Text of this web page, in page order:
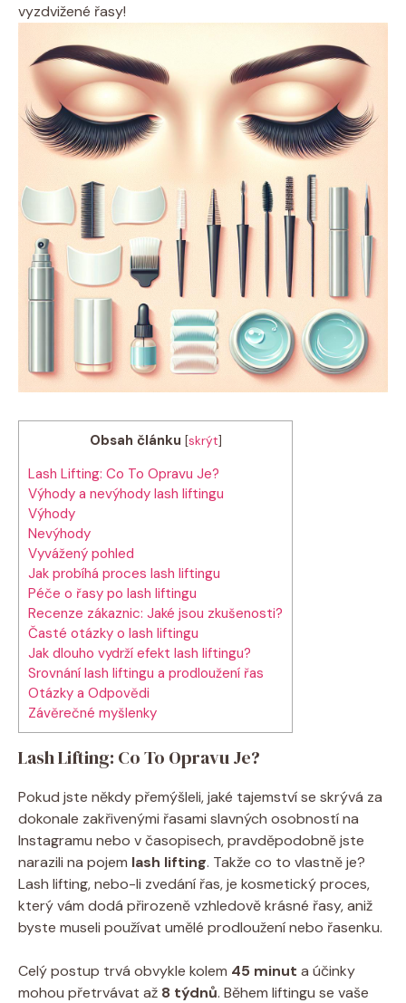
vyzdvižené řasy!
Obsah článku [skrýt]
Lash Lifting: Co To Opravu Je?
Výhody a nevýhody lash liftingu
Výhody
Nevýhody
Vyvážený pohled
Jak probíhá proces lash liftingu
Péče o řasy po lash liftingu
Recenze zákaznic: Jaké jsou zkušenosti?
Časté otázky o lash liftingu
Jak dlouho vydrží efekt lash liftingu?
Srovnání lash liftingu a prodloužení řas
Otázky a Odpovědi
Závěrečné myšlenky
Lash Lifting: Co To Opravu Je?
Pokud jste někdy přemýšleli, jaké tajemství se skrývá za
dokonale zakřivenými řasami slavných osobností na
Instagramu nebo v časopisech, pravděpodobně jste
narazili na pojem lash lifting. Takže co to vlastně je?
Lash lifting, nebo-li zvedání řas, je kosmetický proces,
který vám dodá přirozeně vzhledově krásné řasy, aniž
byste museli používat umělé prodloužení nebo řasenku.
Celý postup trvá obvykle kolem 45 minut a účinky
mohou přetrvávat až 8 týdnů. Během liftingu se vaše